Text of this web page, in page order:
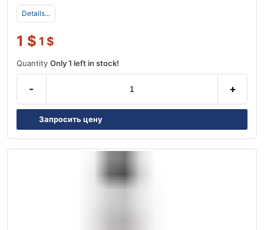
Details...
1 $ 1 $
Quantity Only 1 left in stock!
- +
Запросить цену